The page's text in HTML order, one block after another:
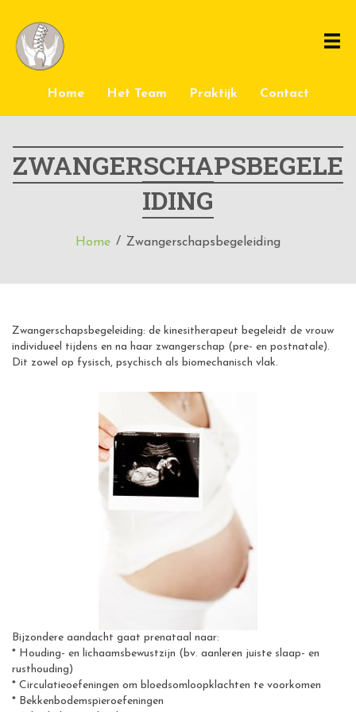
Home Het Team Praktijk Contact
ZWANGERSCHAPSBEGELE
IDING
Home Zwangerschapsbegeleiding
Zwangerschapsbegeleiding: de kinesitherapeut begeleidt de vrouw
individueel tijdens en na haar zwangerschap (pre- en postnatale).
Dit zowel op fysisch, psychisch als biomechanisch vlak.
Bijzondere aandacht gaat prenataal naar:
* Houding- en lichaamsbewustzijn (bv. aanleren juiste slaap- en
rusthouding)
* Circulatieoefeningen om bloedsomloopklachten te voorkomen
* Bekkenbodemspieroefeningen